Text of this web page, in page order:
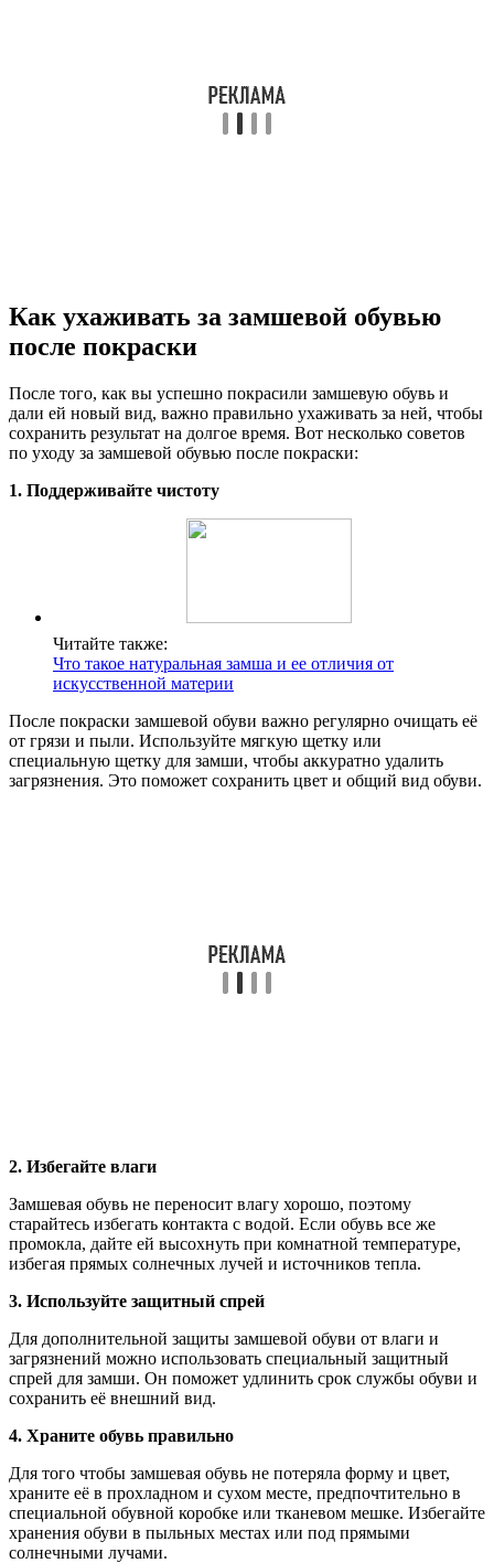
Как ухаживать за замшевой обувью
после покраски
После того, как вы успешно покрасили замшевую обувь и
дали ей новый вид, важно правильно ухаживать за ней, чтобы
сохранить результат на долгое время. Вот несколько советов
по уходу за замшевой обувью после покраски:
1. Поддерживайте чистоту
Читайте также:
Что такое натуральная замша и ее отличия от
искусственной материи
После покраски замшевой обуви важно регулярно очищать её
от грязи и пыли. Используйте мягкую щетку или
специальную щетку для замши, чтобы аккуратно удалить
загрязнения. Это поможет сохранить цвет и общий вид обуви.
2. Избегайте влаги
Замшевая обувь не переносит влагу хорошо, поэтому
старайтесь избегать контакта с водой. Если обувь все же
промокла, дайте ей высохнуть при комнатной температуре,
избегая прямых солнечных лучей и источников тепла.
3. Используйте защитный спрей
Для дополнительной защиты замшевой обуви от влаги и
загрязнений можно использовать специальный защитный
спрей для замши. Он поможет удлинить срок службы обуви и
сохранить её внешний вид.
4. Храните обувь правильно
Для того чтобы замшевая обувь не потеряла форму и цвет,
храните её в прохладном и сухом месте, предпочтительно в
специальной обувной коробке или тканевом мешке. Избегайте
хранения обуви в пыльных местах или под прямыми
солнечными лучами.